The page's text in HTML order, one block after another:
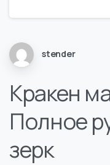
stender
Кракен
Полное
зерк